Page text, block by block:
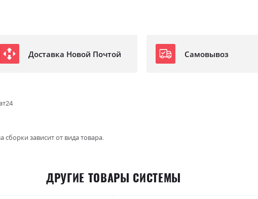
Доставка Новой Почтой Самовывоз
зависит от вида товара.
ДРУГИЕ ТОВАРЫ СИСТЕМЫ